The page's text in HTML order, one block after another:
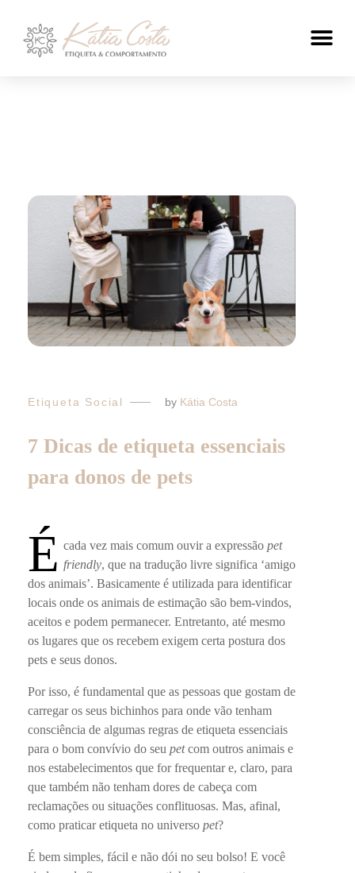
7 Dicas de etiqueta essenciais
para donos de pets
by Kátia Costa
Etiqueta Social
É cada vez mais comum ouvir a expressão pet
friendly, que na tradução livre significa ‘amigo
dos animais’. Basicamente é utilizada para identificar
locais onde os animais de estimação são bem-vindos,
aceitos e podem permanecer. Entretanto, até mesmo
os lugares que os recebem exigem certa postura dos
pets e seus donos.
Por isso, é fundamental que as pessoas que gostam de
carregar os seus bichinhos para onde vão tenham
consciência de algumas regras de etiqueta essenciais
para o bom convívio do seu petcom outros animais e
nos estabelecimentos que for frequentar e, claro, para
que também não tenham dores de cabeça com
reclamações ou situações conflituosas. Mas, afinal,
como praticar etiqueta no universo pet?
É bem simples, fácil e não dói no seu bolso! E você